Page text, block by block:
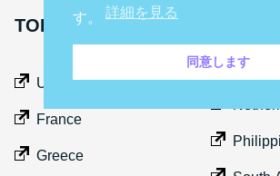
TOP GEAR INTERNATIONAL
UK
France
Greece
Middle
す。 詳細を見る
同意します